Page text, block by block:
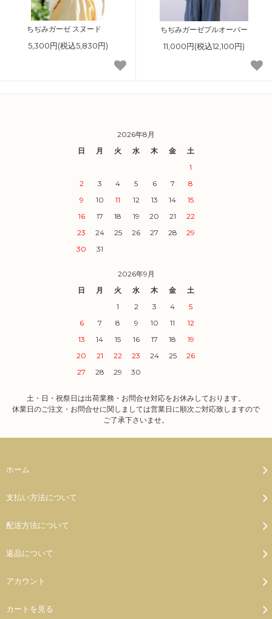
ちぢみガーゼ スヌード
5,300円(税込5,830円)
ちぢみガーゼプルオーバー
11,000円(税込12,100円)
2026年8月
日
月 火 水 木 金
土
1
2
3 4 5 6 7
8
9
10 11 12 13 14
15
16
17 18 19 20 21
22
23
24 25 26 27 28
29
30
31
2026年9月
日
月 火 水 木 金
土
1
2 3 4
5
6
7 8 9 10 11
12
13
14 15 16 17 18
19
20
21 22 23 24 25
26
27
28 29 30
土・日・祝祭日は出荷業務・お問合せ対応をお休みしております。
休業日のご注文・お問合せに関しましては営業日に順次ご対応致しますので
ご了承下さいませ。
ホーム
支払い方法について
配送方法について
返品について
アカウント
カートを見る